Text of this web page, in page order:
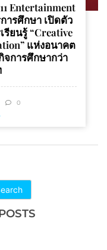
Entertainment
ารศึกษา เปิดตัว
รียนรู้ “Creative
แห่งอนาคต
การศึกษากว่า
0